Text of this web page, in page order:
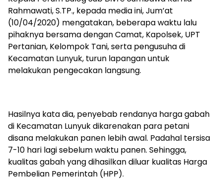
Rahmawati, S.TP., kepada media ini, Jum’at
(10/04/2020) mengatakan, beberapa waktu lalu
pihaknya bersama dengan Camat, Kapolsek, UPT
Pertanian, Kelompok Tani, serta pengusuha di
Kecamatan Lunyuk, turun lapangan untuk
melakukan pengecakan langsung.
Hasilnya kata dia, penyebab rendanya harga gabah
di Kecamatan Lunyuk dikarenakan para petani
disana melakukan panen lebih awal. Padahal tersisa
7-10 hari lagi sebelum waktu panen. Sehingga,
kualitas gabah yang dihasilkan diluar kualitas Harga
Pembelian Pemerintah (HPP).